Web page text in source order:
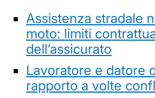
Assistenza stradale
moto: limiti
dell’assicurato
Lavoratore e datore
rapporto a volte